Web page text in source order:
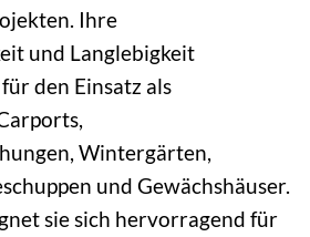
Ihre
und Langlebigkeit
den Einsatz als
Wintergärten,
und Gewächshäuser.
sie sich hervorragend für